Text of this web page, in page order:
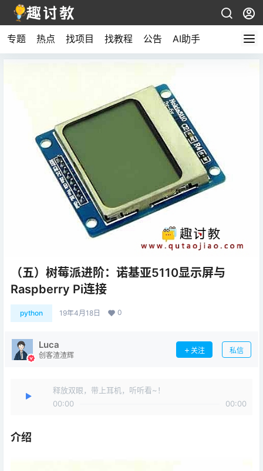
专题 热点 找项目 找教程 公告 AI助手
（五）树莓派进阶：诺基亚5110显示屏与
Raspberry Pi连接
python 19年4月18日 0
Luca
创客渣渣辉
关注 私信
释放双眼，带上耳机，听听看~！
00:00
00:00
介绍